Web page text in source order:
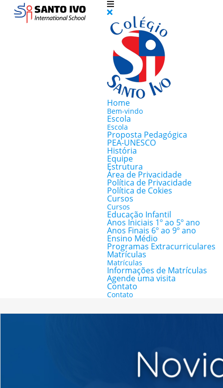
Home
Bem-vindo
Escola
Escola
Proposta Pedagógica
PEA-UNESCO
História
Equipe
Estrutura
Área de Privacidade
Política de Privacidade
Política de Cokies
Cursos
Cursos
Educação Infantil
Anos Iniciais 1º ao 5º ano
Anos Finais 6º ao 9º ano
Ensino Médio
Programas Extracurriculares
Matrículas
Matrículas
Informações de Matrículas
Agende uma visita
Contato
Contato